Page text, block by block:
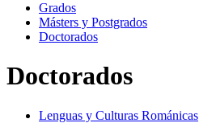
Grados
Másters y Postgrados
Doctorados
Doctorados
Lenguas y Culturas Románicas